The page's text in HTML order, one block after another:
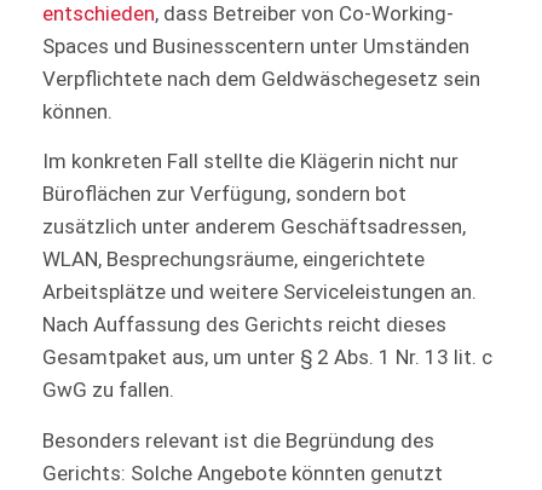
entschieden, dass Betreiber von Co-Working-
Spaces und Businesscentern unter Umständen
Verpflichtete nach dem Geldwäschegesetz sein
können.
Im konkreten Fall stellte die Klägerin nicht nur
Büroflächen zur Verfügung, sondern bot
zusätzlich unter anderem Geschäftsadressen,
WLAN, Besprechungsräume, eingerichtete
Arbeitsplätze und weitere Serviceleistungen an.
Nach Auffassung des Gerichts reicht dieses
Gesamtpaket aus, um unter § 2 Abs. 1 Nr. 13 lit. c
GwG zu fallen.
Besonders relevant ist die Begründung des
Gerichts: Solche Angebote könnten genutzt